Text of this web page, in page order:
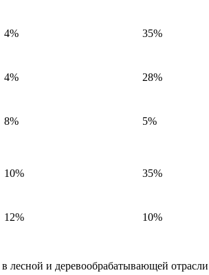
4% 35%
4% 28%
8% 5%
10% 35%
12% 10%